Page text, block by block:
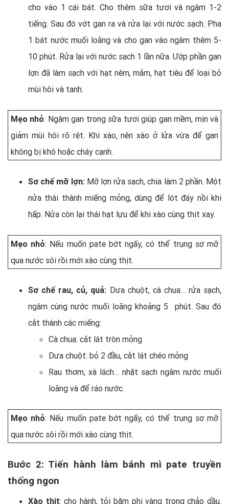
cho vào 1 cái bát. Cho thêm sữa tươi và ngâm 1-2
tiếng. Sau đó vớt gan ra và rửa lại với nước sạch. Pha
1 bát nước muối loãng và cho gan vào ngâm thêm 5-
10 phút. Rửa lại với nước sạch 1 lần nữa. Ướp phần gan
lợn đã làm sạch với hạt nêm, mắm, hạt tiêu để loại bỏ
mùi hôi và tanh.
Mẹo nhỏ: Ngâm gan trong sữa tươi giúp gan mềm, mịn và
giảm mùi hôi rõ rệt. Khi xào, nên xào ở lửa vừa để gan
không bị khô hoặc cháy cạnh.
Sơ chế mỡ lợn: Mỡ lợn rửa sạch, chia làm 2 phần. Một
nửa thái thành miếng mỏng, dùng để lót đáy nồi khi
hấp. Nửa còn lại thái hạt lựu để khi xào cùng thịt xay.
Mẹo nhỏ: Nếu muốn pate bớt ngấy, có thể trụng sơ mỡ
qua nước sôi rồi mới xào cùng thịt.
Sơ chế rau, củ, quả: Dưa chuột, cà chua… rửa sạch,
ngâm cùng nước muối loãng khoảng 5 phút. Sau đó
cắt thành các miếng:
Cà chua: cắt lát tròn mỏng
Dưa chuột: bỏ 2 đầu, cắt lát chéo mỏng
Rau thơm, xà lách… nhặt sạch ngâm nước muối
loãng và để ráo nước.
Mẹo nhỏ: Nếu muốn pate bớt ngấy, có thể trụng sơ mỡ
qua nước sôi rồi mới xào cùng thịt.
Bước 2: Tiến hành làm bánh mì pate truyền
thống ngon
Xào thịt: cho hành, tỏi băm phi vàng trong chảo dầu.